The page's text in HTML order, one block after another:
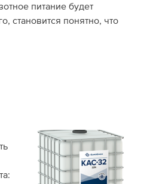
питание будет
становится понятно, что